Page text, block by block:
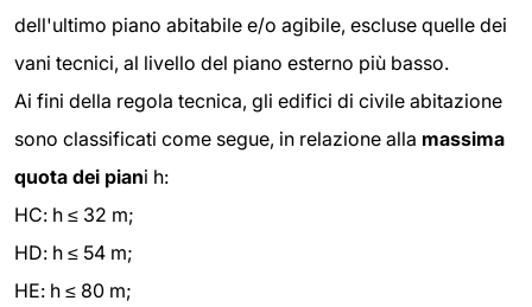
dell'ultimo piano abitabile e/o agibile, escluse quelle dei
vani tecnici, al livello del piano esterno più basso.
Ai fini della regola tecnica, gli edifici di civile abitazione
sono classificati come segue, in relazione alla massima
quota dei piani h:
HC: h ≤ 32 m;
HD: h ≤ 54 m;
HE: h ≤ 80 m;